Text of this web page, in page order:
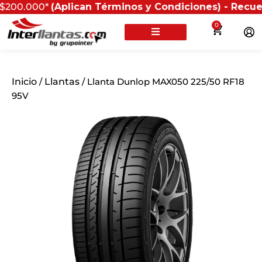
(Aplican Términos y Condiciones) - Recuerda
0
Inicio / Llantas / Llanta Dunlop MAX050 225/50 RF18
95V